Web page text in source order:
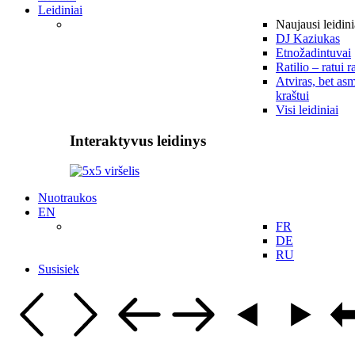
Leidiniai
Naujausi
DJ Kaziukas
Etnožadintuvai
Ratilio – ratui
Atviras, bet
kraštui
Visi leidiniai
Interaktyvus leidinys
Nuotraukos
EN
FR
DE
RU
Susisiek